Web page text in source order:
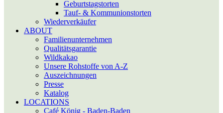
Geburtstagstorten
Tauf- & Kommunions­­torten
Wiederverkäufer
ABOUT
Familienunternehmen
Qualitätsgarantie
Wildkakao
Unsere Rohstoffe von A-Z
Auszeichnungen
Presse
Katalog
LOCATIONS
Café König - Baden-Baden